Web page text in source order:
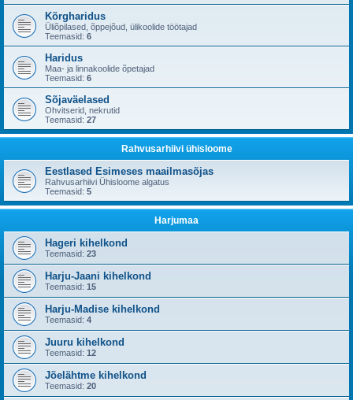
Kõrgharidus
Üliõpilased, õppejõud, ülikoolide töötajad
Teemasid: 6
Haridus
Maa- ja linnakoolide õpetajad
Teemasid: 6
Sõjaväelased
Ohvitserid, nekrutid
Teemasid: 27
Rahvusarhiivi ühisloome
Eestlased Esimeses maailmasõjas
Rahvusarhiivi Ühisloome algatus
Teemasid: 5
Harjumaa
Hageri kihelkond
Teemasid: 23
Harju-Jaani kihelkond
Teemasid: 15
Harju-Madise kihelkond
Teemasid: 4
Juuru kihelkond
Teemasid: 12
Jõelähtme kihelkond
Teemasid: 20